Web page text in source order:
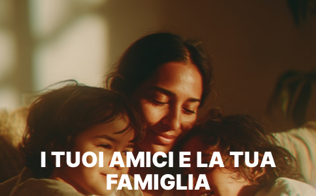
I TUOI AMICI E LA TUA
FAMIGLIA